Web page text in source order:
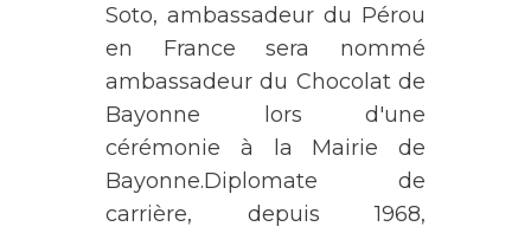
Soto, ambassadeur du Pérou
en France sera nommé
ambassadeur du Chocolat de
Bayonne lors d'une
cérémonie à la Mairie de
Bayonne.Diplomate de
carrière, depuis 1968,